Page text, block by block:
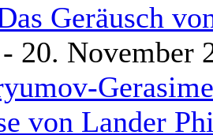
Geräusch
- 20. November
von Lander